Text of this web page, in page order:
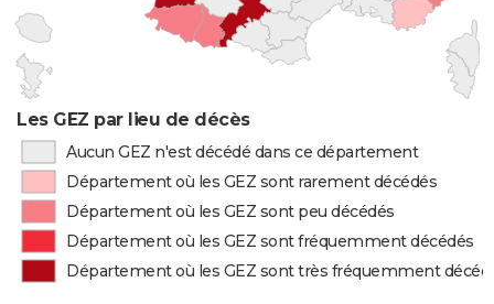
Les GEZ par lieu de décès
Aucun GEZ n'est décédé dans ce département
Département où les GEZ sont rarement décédés
Département où les GEZ sont peu décédés
Département où les GEZ sont fréquemment décédés
Département où les GEZ sont très fréquemment